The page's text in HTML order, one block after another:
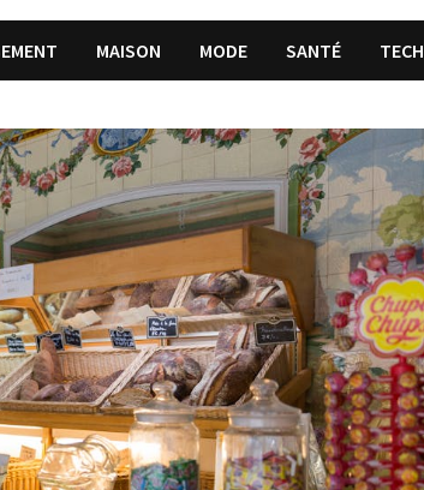
MAISON MODE SANTÉ TECH